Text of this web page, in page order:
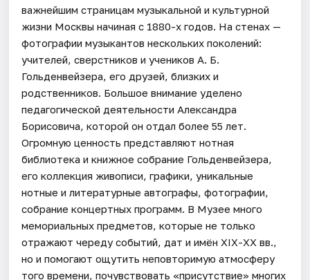
важнейшим страницам музыкальной и культурной
жизни Москвы начиная с 1880-х годов. На стенах —
фотографии музыкантов нескольких поколений:
учителей, сверстников и учеников А. Б.
Гольденвейзера, его друзей, близких и
родственников. Большое внимание уделено
педагогической деятельности Александра
Борисовича, которой он отдал более 55 лет.
Огромную ценность представляют нотная
библиотека и книжное собрание Гольденвейзера,
его коллекция живописи, графики, уникальные
нотные и литературные автографы, фотографии,
собрание концертных программ. В Музее много
мемориальных предметов, которые не только
отражают череду событий, дат и имён ХIX-ХХ вв.,
но и помогают ощутить неповторимую атмосферу
того времени, почувствовать «присутствие» многих